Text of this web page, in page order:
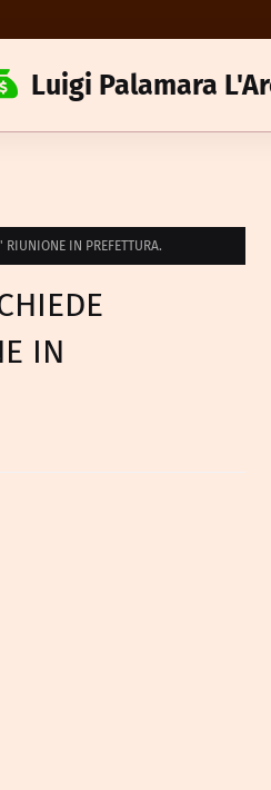
Luigi Palamara
IN PREFETTURA.
IN